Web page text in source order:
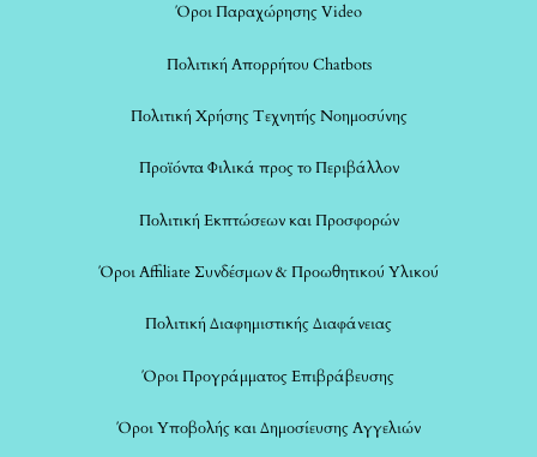
Όροι Παραχώρησης Video
Πολιτική Απορρήτου Chatbots
Πολιτική Χρήσης Τεχνητής Νοημοσύνης
Προϊόντα Φιλικά προς το Περιβάλλον
Πολιτική Εκπτώσεων και Προσφορών
Όροι Affiliate Συνδέσμων & Προωθητικού Υλικού
Πολιτική Διαφημιστικής Διαφάνειας
Όροι Προγράμματος Επιβράβευσης
Όροι Υποβολής και Δημοσίευσης Αγγελιών